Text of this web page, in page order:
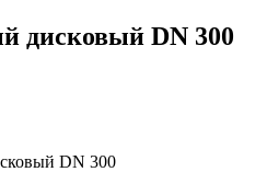
дисковый DN 300
DN 300